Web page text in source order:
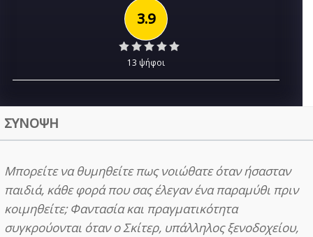
3.9
13 ψήφοι
ΣΥΝΟΨΗ
Μπορείτε να θυμηθείτε πως νοιώθατε όταν ήσασταν
παιδιά, κάθε φορά που σας έλεγαν ένα παραμύθι πριν
κοιμηθείτε; Φαντασία και πραγματικότητα
συγκρούονται όταν ο Σκίτερ, υπάλληλος ξενοδοχείου,